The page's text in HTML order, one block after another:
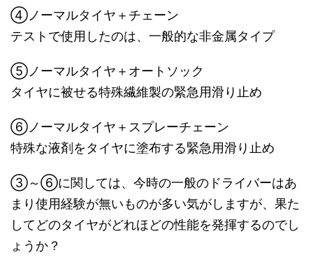
④ノーマルタイヤ＋チェーン
テストで使用したのは、一般的な非金属タイプ
⑤ノーマルタイヤ＋オートソック
タイヤに被せる特殊繊維製の緊急用滑り止め
⑥ノーマルタイヤ＋スプレーチェーン
特殊な液剤をタイヤに塗布する緊急用滑り止め
③～⑥に関しては、今時の一般のドライバーはあ
まり使用経験が無いものが多い気がしますが、果た
してどのタイヤがどれほどの性能を発揮するのでし
ょうか？